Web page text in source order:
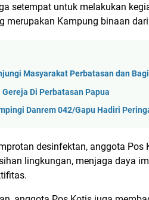
setempat untuk melakukan
merupakan Kampung binaan
Masyarakat Perbatasan dan
Di Perbatasan Papua
Danrem 042/Gapu Hadiri
desinfektan, anggota Pos
lingkungan, menjaga daya